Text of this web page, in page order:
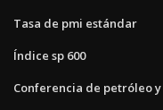
Tasa de pmi estándar
Índice sp 600
Conferencia de petróleo